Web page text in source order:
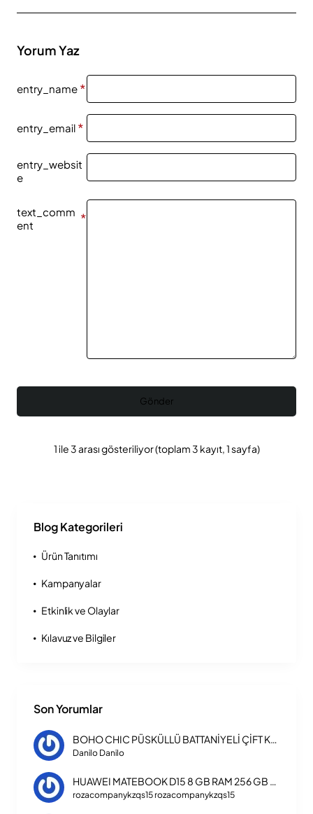
Yorum Yaz
entry_name
entry_email
entry_websit
e
text_comm
ent
Gönder
1 ile 3 arası gösteriliyor (toplam 3 kayıt, 1 sayfa)
Blog Kategorileri
Ürün Tanıtımı
Kampanyalar
Etkinlik ve Olaylar
Kılavuz ve Bilgiler
Son Yorumlar
BOHO CHIC PÜSKÜLLÜ BATTANİYELİ ÇİFT KİŞİLİK NEVRESİM TAKIMI
Danilo Danilo
HUAWEI MATEBOOK D15 8 GB RAM 256 GB SSD LAPTOP INTEL CORE I3 1115G4
rozacompanykzqs15 rozacompanykzqs15